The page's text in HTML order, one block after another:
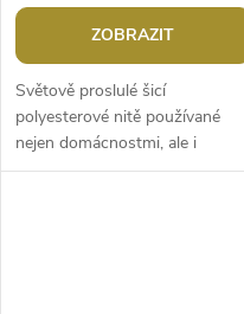
ZOBRAZIT
Světově proslulé šicí
polyesterové nitě používané
nejen domácnostmi, ale i
oděvními firmami. Jsou vhodné